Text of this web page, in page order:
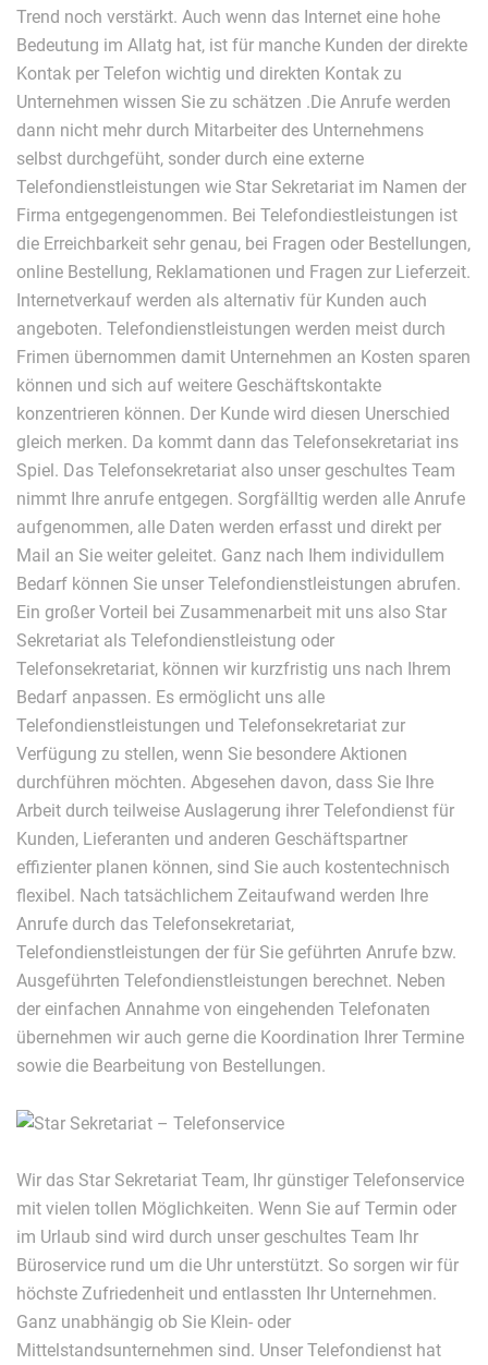
Trend noch verstärkt. Auch wenn das Internet eine hohe
Bedeutung im Allatg hat, ist für manche Kunden der direkte
Kontak per Telefon wichtig und direkten Kontak zu
Unternehmen wissen Sie zu schätzen .Die Anrufe werden
dann nicht mehr durch Mitarbeiter des Unternehmens
selbst durchgefüht, sonder durch eine externe
Telefondienstleistungen wie Star Sekretariat im Namen der
Firma entgegengenommen. Bei Telefondiestleistungen ist
die Erreichbarkeit sehr genau, bei Fragen oder Bestellungen,
online Bestellung, Reklamationen und Fragen zur Lieferzeit.
Internetverkauf werden als alternativ für Kunden auch
angeboten. Telefondienstleistungen werden meist durch
Frimen übernommen damit Unternehmen an Kosten sparen
können und sich auf weitere Geschäftskontakte
konzentrieren können. Der Kunde wird diesen Unerschied
gleich merken. Da kommt dann das Telefonsekretariat ins
Spiel. Das Telefonsekretariat also unser geschultes Team
nimmt Ihre anrufe entgegen. Sorgfälltig werden alle Anrufe
aufgenommen, alle Daten werden erfasst und direkt per
Mail an Sie weiter geleitet. Ganz nach Ihem individullem
Bedarf können Sie unser Telefondienstleistungen abrufen.
Ein großer Vorteil bei Zusammenarbeit mit uns also Star
Sekretariat als Telefondienstleistung oder
Telefonsekretariat, können wir kurzfristig uns nach Ihrem
Bedarf anpassen. Es ermöglicht uns alle
Telefondienstleistungen und Telefonsekretariat zur
Verfügung zu stellen, wenn Sie besondere Aktionen
durchführen möchten. Abgesehen davon, dass Sie Ihre
Arbeit durch teilweise Auslagerung ihrer Telefondienst für
Kunden, Lieferanten und anderen Geschäftspartner
effizienter planen können, sind Sie auch kostentechnisch
flexibel. Nach tatsächlichem Zeitaufwand werden Ihre
Anrufe durch das Telefonsekretariat,
Telefondienstleistungen der für Sie geführten Anrufe bzw.
Ausgeführten Telefondienstleistungen berechnet. Neben
der einfachen Annahme von eingehenden Telefonaten
übernehmen wir auch gerne die Koordination Ihrer Termine
sowie die Bearbeitung von Bestellungen.
Wir das Star Sekretariat Team, Ihr günstiger Telefonservice
mit vielen tollen Möglichkeiten. Wenn Sie auf Termin oder
im Urlaub sind wird durch unser geschultes Team Ihr
Büroservice rund um die Uhr unterstützt. So sorgen wir für
höchste Zufriedenheit und entlassten Ihr Unternehmen.
Ganz unabhängig ob Sie Klein- oder
Mittelstandsunternehmen sind. Unser Telefondienst hat